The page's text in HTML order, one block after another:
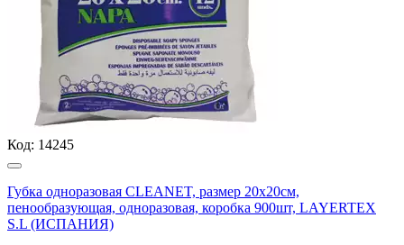
Код: 14245
Губка одноразовая CLEANET, размер 20х20см,
пенообразующая, одноразовая, коробка 900шт, LAYERTEX
S.L (ИСПАНИЯ)